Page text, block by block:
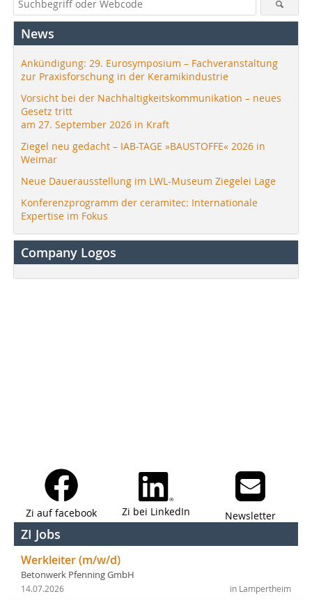
News
Ankündigung: 29. Eurosymposium – Fachveranstaltung
zur Praxisforschung in der Keramikindustrie
Vorsicht bei der Nachhaltigkeitskommunikation – neues
Gesetz tritt
am 27. September 2026 in Kraft
Ziegel neu gedacht – IAB-TAGE »BAUSTOFFE« 2026 in
Weimar
Neue Dauerausstellung im LWL-Museum Ziegelei Lage
Konferenzprogramm der ceramitec: Internationale
Expertise im Fokus
Company Logos
Zi auf facebook Zi bei LinkedIn Newsletter
ZI Jobs
Werkleiter (m/w/d)
Betonwerk Pfenning GmbH
in Lampertheim
14.07.2026